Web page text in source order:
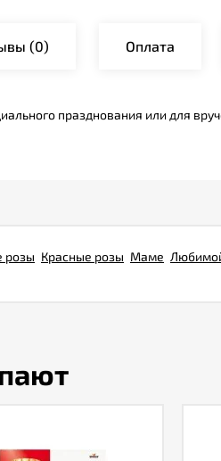
(0) Оплата
празднования или для
розы Красные розы Маме